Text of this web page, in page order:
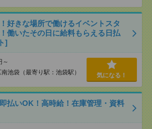
好きな場所で働けるイベントスタ
働いたその日に給料もらえる日払
]
～
池袋（最寄り駅：池袋駅） 気になる！
払いOK！高時給！在庫管理・資料